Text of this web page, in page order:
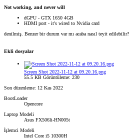
Not working, and never will
dGPU - GTX 1650 4GB
HDMI port - it's wired to Nvidia card
denilmiş. Benzer bir durum var mı acaba nasıl teyit edilebilir?
Ekli dosyalar
Screen Shot 2022-11-12 at 09.20.16.png
55.5 KB Görüntüleme: 230
Son düzenleme: 12 Kas 2022
BootLoader
Opencore
Laptop Modeli
Asus FX506li-HN005t
İşlemci Modeli
Intel Core i5 10300H